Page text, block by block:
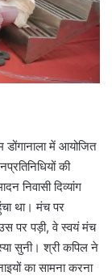
में आयोजित
की
निवासी दिव्यांग
था। मंच पर
पर पड़ी, वे स्वयं मंच
सुनी। श्री कपिल ने
का सामना करना